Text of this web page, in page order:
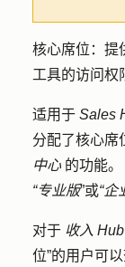
核心席位： 提
工具的访问权
适用于 Sales
分配了核心席
中心 的功能。
“专业版”或“企
对于 收入 Hub
位”的用户可